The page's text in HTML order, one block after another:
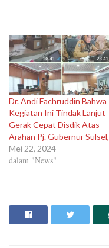
Dr. Andi Fachruddin Bahwa
Kegiatan Ini Tindak Lanjut
Gerak Cepat Disdik Atas
Arahan Pj. Gubernur Sulsel,
Mei 22, 2024
dalam "News"